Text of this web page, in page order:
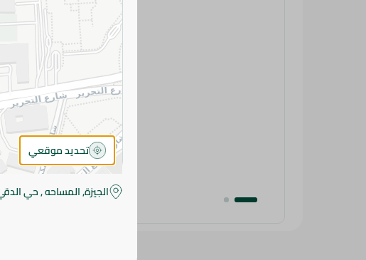
تحديد موقعي
الجيزة, المساحه , حي